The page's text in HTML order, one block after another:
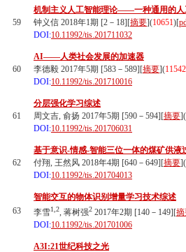
59
机制主义人工智能理论——一种通用的人
钟义信 2018年1期 [2－18][摘要](10651)[
DOI:10.11992/tis.201711032
60
AI——人类社会发展的加速器
李德毅 2017年5期 [583－589][摘要](11542
DOI:10.11992/tis.201710016
61
分层强化学习综述
周文吉, 俞扬 2017年5期 [590－594][摘要](
DOI:10.11992/tis.201706031
62
基于意识-情感-智能三位一体的煤矿供液
付翔, 王然风 2018年4期 [640－649][摘要](
DOI:10.11992/tis.201704013
63
智能交互的物体识别增量学习技术综述
李雪1,2, 蒋树强2 2017年2期 [140－149][
DOI:10.11992/tis.201701006
A3I:21世纪科技之光